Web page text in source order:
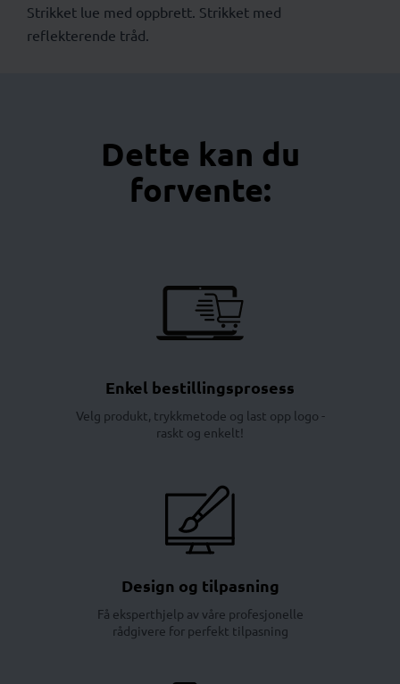
Strikket lue med oppbrett. Strikket med
reflekterende tråd.
Dette kan du
forvente:
Enkel bestillingsprosess
Velg produkt, trykkmetode og last opp logo -
raskt og enkelt!
Design og tilpasning
Få eksperthjelp av våre profesjonelle
rådgivere for perfekt tilpasning